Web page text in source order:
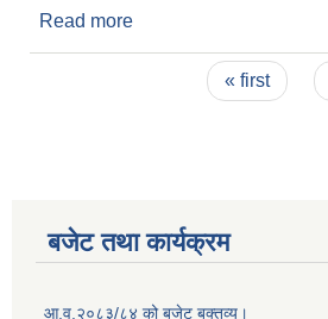
Read more
« first
बजेट तथा कार्यक्रम
आ.व.२०८३/८४ को बजेट बक्तव्य।